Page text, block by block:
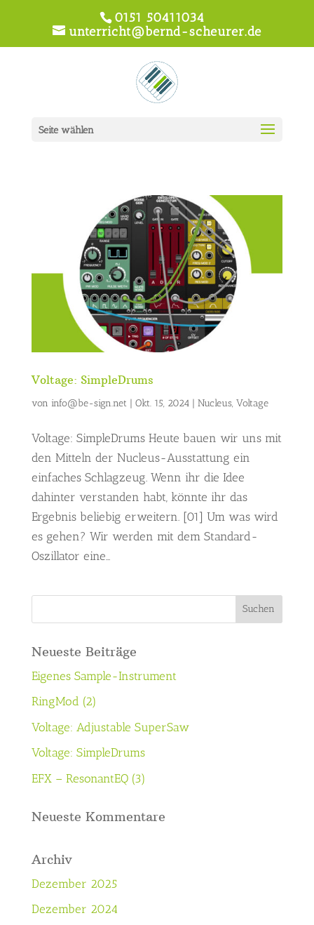
0151 50411034
unterricht@bernd-scheurer.de
Seite wählen
Voltage: SimpleDrums
von info@be-sign.net| Okt. 15, 2024| Nucleus, Voltage
Voltage: SimpleDrums Heute bauen wir uns mit
den Mitteln der Nucleus-Ausstattung ein
einfaches Schlagzeug. Wenn ihr die Idee
dahinter verstanden habt, könnte ihr das
Ergebnis beliebig erweitern. [01] Um was wird
es gehen? Wir werden mit dem Standard-
Oszillator eine...
Neueste Beiträge
Eigenes Sample-Instrument
RingMod (2)
Voltage: Adjustable SuperSaw
Voltage: SimpleDrums
EFX – ResonantEQ (3)
Neueste Kommentare
Archiv
Dezember 2025
Dezember 2024